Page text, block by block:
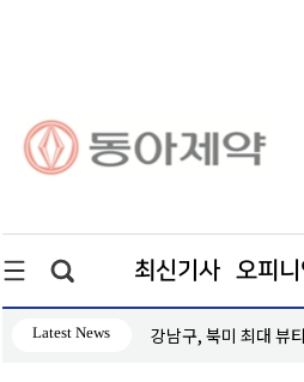
최신기사 오피니
Latest News 강남구, 북미 최대 뷰